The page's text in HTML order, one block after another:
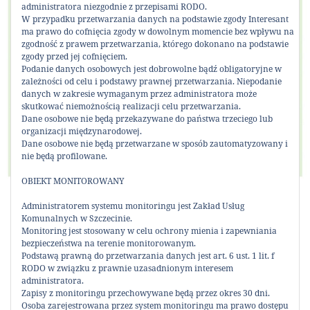
Komunikat organizacyjny
UDOSTĘPNIJ:
administratora niezgodnie z przepisami RODO.
W przypadku przetwarzania danych na podstawie zgody Interesant
ma prawo do cofnięcia zgody w dowolnym momencie bez wpływu na
zgodność z prawem przetwarzania, którego dokonano na podstawie
zgody przed jej cofnięciem.
Podanie danych osobowych jest dobrowolne bądź obligatoryjne w
zależności od celu i podstawy prawnej przetwarzania. Niepodanie
danych w zakresie wymaganym przez administratora może
skutkować niemożnością realizacji celu przetwarzania.
Dane osobowe nie będą przekazywane do państwa trzeciego lub
organizacji międzynarodowej.
Dane osobowe nie będą przetwarzane w sposób zautomatyzowany i
nie będą profilowane.
OBIEKT MONITOROWANY
Administratorem systemu monitoringu jest Zakład Usług
Komunalnych w Szczecinie.
Monitoring jest stosowany w celu ochrony mienia i zapewniania
bezpieczeństwa na terenie monitorowanym.
Podstawą prawną do przetwarzania danych jest art. 6 ust. 1 lit. f
RODO w związku z prawnie uzasadnionym interesem
administratora.
Zapisy z monitoringu przechowywane będą przez okres 30 dni.
Osoba zarejestrowana przez system monitoringu ma prawo dostępu